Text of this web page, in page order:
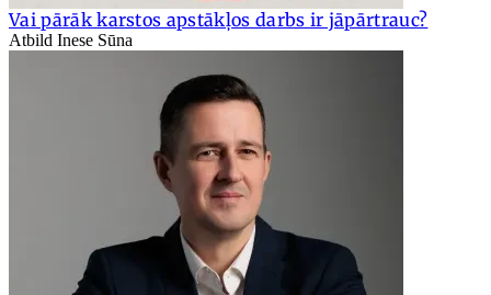
Vai pārāk karstos apstākļos darbs ir jāpārtrauc?
Atbild Inese Sūna